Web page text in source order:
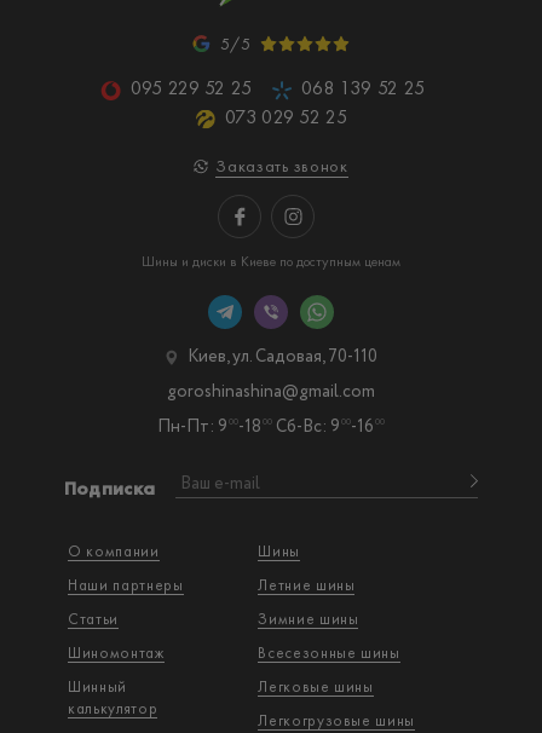
5/5
095 229 52 25
068 139 52 25
073 029 52 25
Заказать звонок
Шины и диски в Киеве по доступным ценам
О компании
Наши партнеры
Статьи
Шиномонтаж
Шинный
калькулятор
Шины
Летние шины
Зимние шины
Всесезонные шины
Легковые шины
Легкогрузовые шины
Подписка
Киев, ул. Садовая, 70-110
Пн-Пт: 9 00-18 00 Сб-Вс: 9 00-16 00
goroshinashina@gmail.com